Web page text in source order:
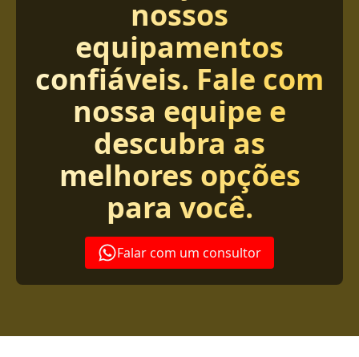
nossos
equipamentos
confiáveis. Fale com
nossa equipe e
descubra as
melhores opções
para você.
Falar com um consultor